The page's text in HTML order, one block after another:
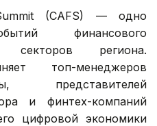
(CAFS) — одно
финансового
секторов региона.
топ-менеджеров
представителей
и финтех-компаний
цифровой экономики